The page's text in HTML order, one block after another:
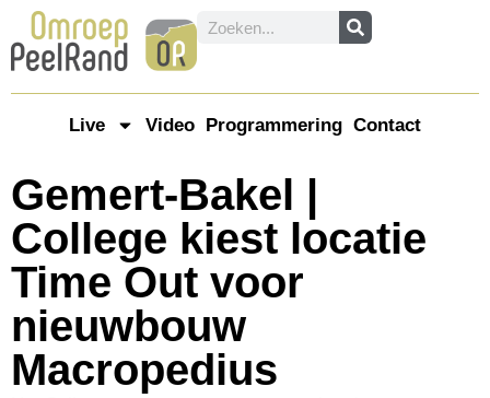
Live Video Programmering Contact
Gemert-Bakel |
College kiest locatie
Time Out voor
nieuwbouw
Macropedius